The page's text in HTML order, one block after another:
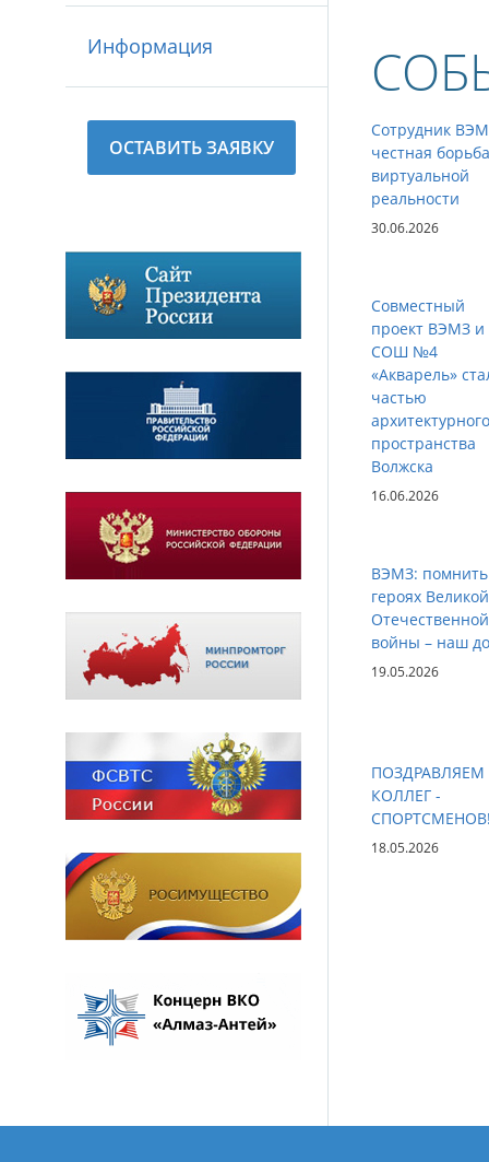
Информация
ОСТАВИТЬ ЗАЯВКУ
Сотрудник
честная
виртуальной
реальности
30.06.2026
Совместный
проект ВЭМЗ и
СОШ №4
«Акварель»
частью
архитектурного
пространства
Волжска
16.06.2026
ВЭМЗ:
героях Великой
Отечественной
войны – наш
19.05.2026
ПОЗДРАВЛЯЕМ
КОЛЛЕГ -
18.05.2026